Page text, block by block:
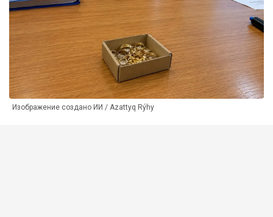
Изображение создано ИИ / Azattyq Rýhy